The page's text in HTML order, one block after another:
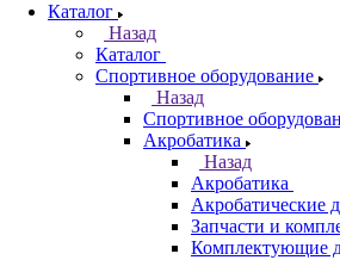
Каталог
Назад
Каталог
Спортивное оборудование
Назад
Спортивное
Акробатика
Назад
Акробатика
Акробатические
Запчасти и
Комплектующие